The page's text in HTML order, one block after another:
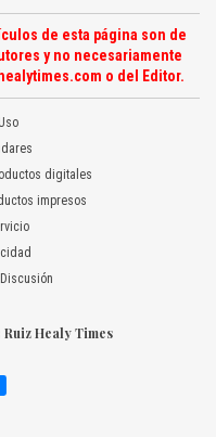
de esta página son de
y no necesariamente
o del Editor.
digitales
impresos
Healy Times